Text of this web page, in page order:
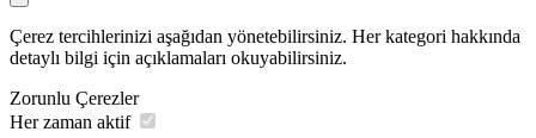
Çerez tercihlerinizi aşağıdan yönetebilirsiniz. Her kategori hakkında
detaylı bilgi için açıklamaları okuyabilirsiniz.
Zorunlu Çerezler
Her zaman aktif